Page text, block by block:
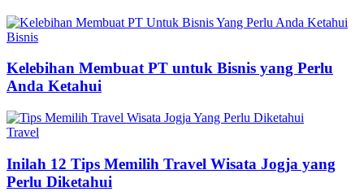
Bisnis
Kelebihan Membuat PT untuk Bisnis yang Perlu
Anda Ketahui
Travel
Inilah 12 Tips Memilih Travel Wisata Jogja yang
Perlu Diketahui